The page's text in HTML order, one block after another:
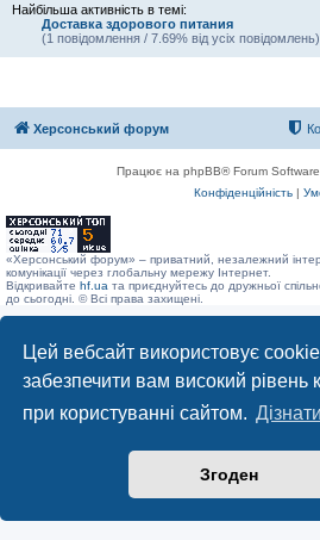
Цей вебсайт використовує
забезпечити вам високий рівень
при користуванні сайтом.
Згоден
Найбільша активність в темі:
Доставка здорового питания
(1 повідомлення / 7.69% від усіх повідомлень)
Херсонський форум
Працює на phpBB® Forum
Конфіденційність |
«Херсонський форум» – приватний, незалежний
комунікації через глобальну мережу Інтернет.
Відкривайте hf.ua та приєднуйтесь до дружньої
до сьогодні. © Всі права захищені.